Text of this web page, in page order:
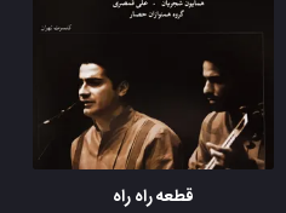
قطعه راه راه